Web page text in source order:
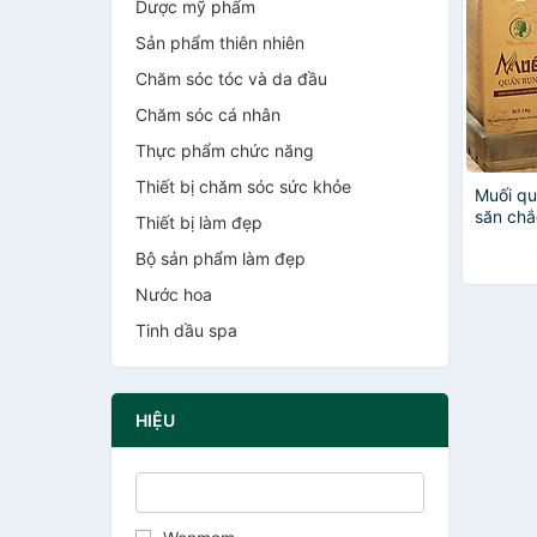
Dược mỹ phẩm
Sản phẩm thiên nhiên
Chăm sóc tóc và da đầu
Chăm sóc cá nhân
Thực phẩm chức năng
Thiết bị chăm sóc sức khỏe
Thiết bị làm đẹp
Bộ sản phẩm làm đẹp
Nước hoa
Tinh dầu spa
HIỆU
Muối
săn